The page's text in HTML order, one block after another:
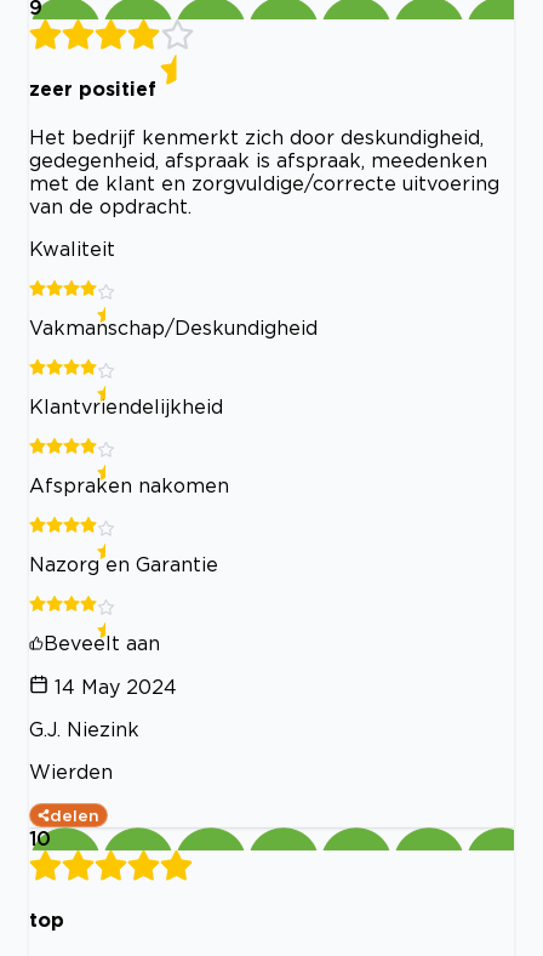
9
zeer positief
Het bedrijf kenmerkt zich door deskundigheid,
gedegenheid, afspraak is afspraak, meedenken
met de klant en zorgvuldige/correcte uitvoering
van de opdracht.
Kwaliteit
Vakmanschap/Deskundigheid
Klantvriendelijkheid
Afspraken nakomen
Nazorg en Garantie
Beveelt aan
14 May 2024
G.J. Niezink
Wierden
delen
10
top